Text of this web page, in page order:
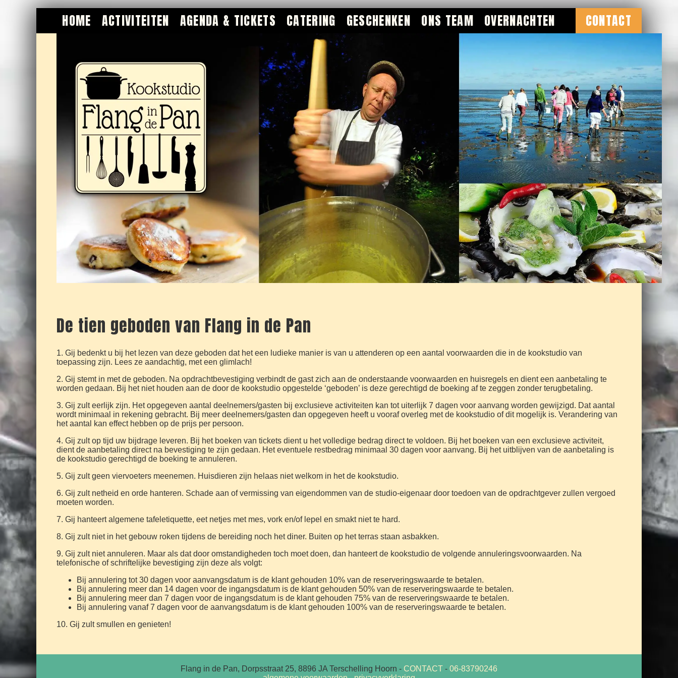
HOME ACTIVITEITEN AGENDA & TICKETS CATERING GESCHENKEN ONS TEAM OVERNACHTEN CONTACT
De tien geboden van Flang in de Pan
1. Gij bedenkt u bij het lezen van deze geboden dat het een ludieke manier is van u attenderen op een aantal voorwaarden die in de kookstudio van
toepassing zijn. Lees ze aandachtig, met een glimlach!
2. Gij stemt in met de geboden. Na opdrachtbevestiging verbindt de gast zich aan de onderstaande voorwaarden en huisregels en dient een aanbetaling te
worden gedaan. Bij het niet houden aan de door de kookstudio opgestelde ‘geboden’ is deze gerechtigd de boeking af te zeggen zonder terugbetaling.
3. Gij zult eerlijk zijn. Het opgegeven aantal deelnemers/gasten bij exclusieve activiteiten kan tot uiterlijk 7 dagen voor aanvang worden gewijzigd. Dat aantal
wordt minimaal in rekening gebracht. Bij meer deelnemers/gasten dan opgegeven heeft u vooraf overleg met de kookstudio of dit mogelijk is. Verandering van
het aantal kan effect hebben op de prijs per persoon.
4. Gij zult op tijd uw bijdrage leveren. Bij het boeken van tickets dient u het volledige bedrag direct te voldoen. Bij het boeken van een exclusieve activiteit,
dient de aanbetaling direct na bevestiging te zijn gedaan. Het eventuele restbedrag minimaal 30 dagen voor aanvang. Bij het uitblijven van de aanbetaling is
de kookstudio gerechtigd de boeking te annuleren.
5. Gij zult geen viervoeters meenemen. Huisdieren zijn helaas niet welkom in het de kookstudio.
6. Gij zult netheid en orde hanteren. Schade aan of vermissing van eigendommen van de studio-eigenaar door toedoen van de opdrachtgever zullen vergoed
moeten worden.
7. Gij hanteert algemene tafeletiquette, eet netjes met mes, vork en/of lepel en smakt niet te hard.
8. Gij zult niet in het gebouw roken tijdens de bereiding noch het diner. Buiten op het terras staan asbakken.
9. Gij zult niet annuleren. Maar als dat door omstandigheden toch moet doen, dan hanteert de kookstudio de volgende annuleringsvoorwaarden. Na
telefonische of schriftelijke bevestiging zijn deze als volgt:
Bij annulering tot 30 dagen voor aanvangsdatum is de klant gehouden 10% van de reserveringswaarde te betalen.
Bij annulering meer dan 14 dagen voor de ingangsdatum is de klant gehouden 50% van de reserveringswaarde te betalen.
Bij annulering meer dan 7 dagen voor de ingangsdatum is de klant gehouden 75% van de reserveringswaarde te betalen.
Bij annulering vanaf 7 dagen voor de aanvangsdatum is de klant gehouden 100% van de reserveringswaarde te betalen.
10. Gij zult smullen en genieten!
Flang in de Pan, Dorpsstraat 25, 8896 JA Terschelling Hoorn - CONTACT - 06-83790246